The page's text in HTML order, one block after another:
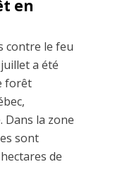
en
contre le feu
a été
forêt
la zone
sont
de